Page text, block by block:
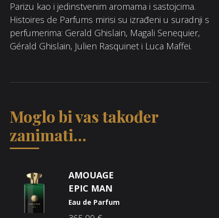
Parizu kao i jedinstvenim aromama i sastojcima.
Histoires de Parfums mirisi su izrađeni u suradnji s
perfumerima: Gerald Ghislain, Magali Senequier,
Gérald Ghislain, Julien Rasquinet i Luca Maffei.
Moglo bi vas također
zanimati...
AMOUAGE
EPIC MAN
Eau de Parfum